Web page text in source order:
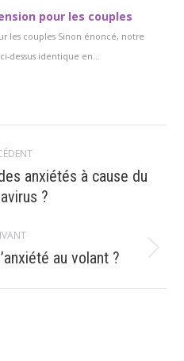
pour les couples
les couples Sinon énoncé, notre
dessus identique en...
Article
précédent
anxiétés à cause du
?
Article
:
au volant ?